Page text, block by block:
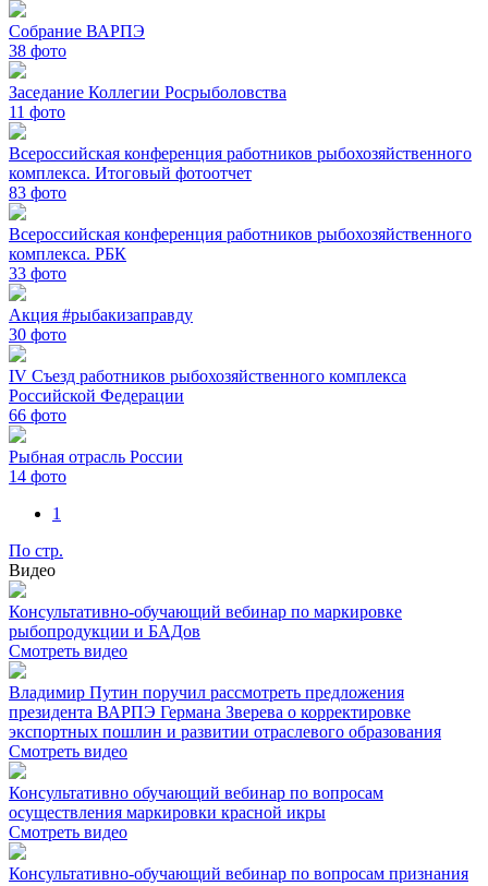
Собрание ВАРПЭ
38 фото
Заседание Коллегии Росрыболовства
11 фото
Всероссийская конференция работников рыбохозяйственного
комплекса. Итоговый фотоотчет
83 фото
Всероссийская конференция работников рыбохозяйственного
комплекса. РБК
33 фото
Акция #рыбакизаправду
30 фото
IV Съезд работников рыбохозяйственного комплекса
Российской Федерации
66 фото
Рыбная отрасль России
14 фото
1
По стр.
Видео
Консультативно-обучающий вебинар по маркировке
рыбопродукции и БАДов
Смотреть видео
Владимир Путин поручил рассмотреть предложения
президента ВАРПЭ Германа Зверева о корректировке
экспортных пошлин и развитии отраслевого образования
Смотреть видео
Консультативно обучающий вебинар по вопросам
осуществления маркировки красной икры
Смотреть видео
Консультативно-обучающий вебинар по вопросам признания